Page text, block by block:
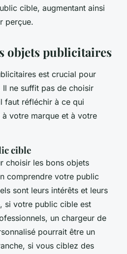
cible, augmentant ainsi
perçue.
objets publicitaires
est crucial pour
ne suffit pas de choisir
faut réfléchir à ce qui
votre marque et à votre
cible
choisir les bons objets
comprendre votre public
sont leurs intérêts et leurs
si votre public cible est
un chargeur de
pourrait être un
si vous ciblez des